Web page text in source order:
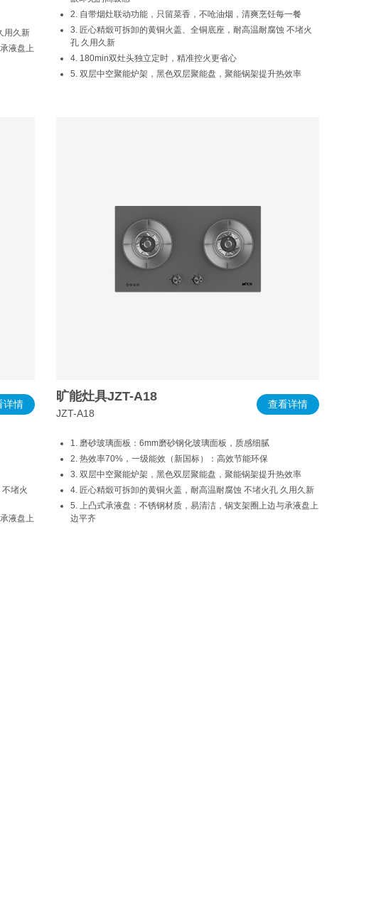
用久新
液盘上
2. 自带烟灶联动功能，只留菜香，不呛油烟，清爽烹饪每一餐
3. 匠心精煅可拆卸的黄铜火盖、全铜底座，耐高温耐腐蚀 不堵火
孔 久用久新
4. 180min双灶头独立定时，精准控火更省心
5. 双层中空聚能炉架，黑色双层聚能盘，聚能锅架提升热效率
详情
堵火
液盘上
旷能灶具JZT-A18
JZT-A18
查看详情
1. 磨砂玻璃面板：6mm磨砂钢化玻璃面板，质感细腻
2. 热效率70%，一级能效（新国标）：高效节能环保
3. 双层中空聚能炉架，黑色双层聚能盘，聚能锅架提升热效率
4. 匠心精煅可拆卸的黄铜火盖，耐高温耐腐蚀 不堵火孔 久用久新
5. 上凸式承液盘：不锈钢材质，易清洁，锅支架圈上边与承液盘上
边平齐